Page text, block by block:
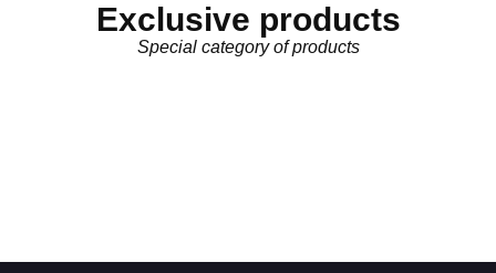
Exclusive products
Special category of products